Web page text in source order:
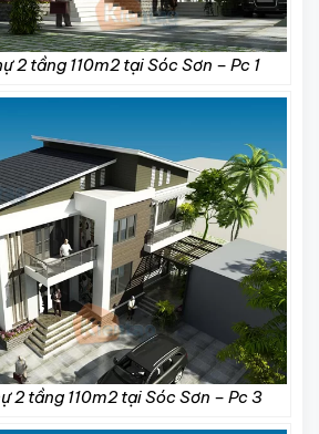
2 tầng 110m2 tại Sóc Sơn – Pc 1
2 tầng 110m2 tại Sóc Sơn – Pc 3